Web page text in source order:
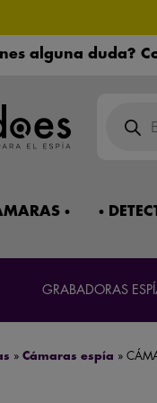
alguna duda?
GRABADORAS
»Cámaras espía »
Máxima